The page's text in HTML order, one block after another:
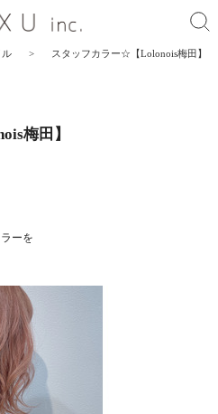
ル スタッフカラー☆【Lolonois梅田】
梅田】
ーを